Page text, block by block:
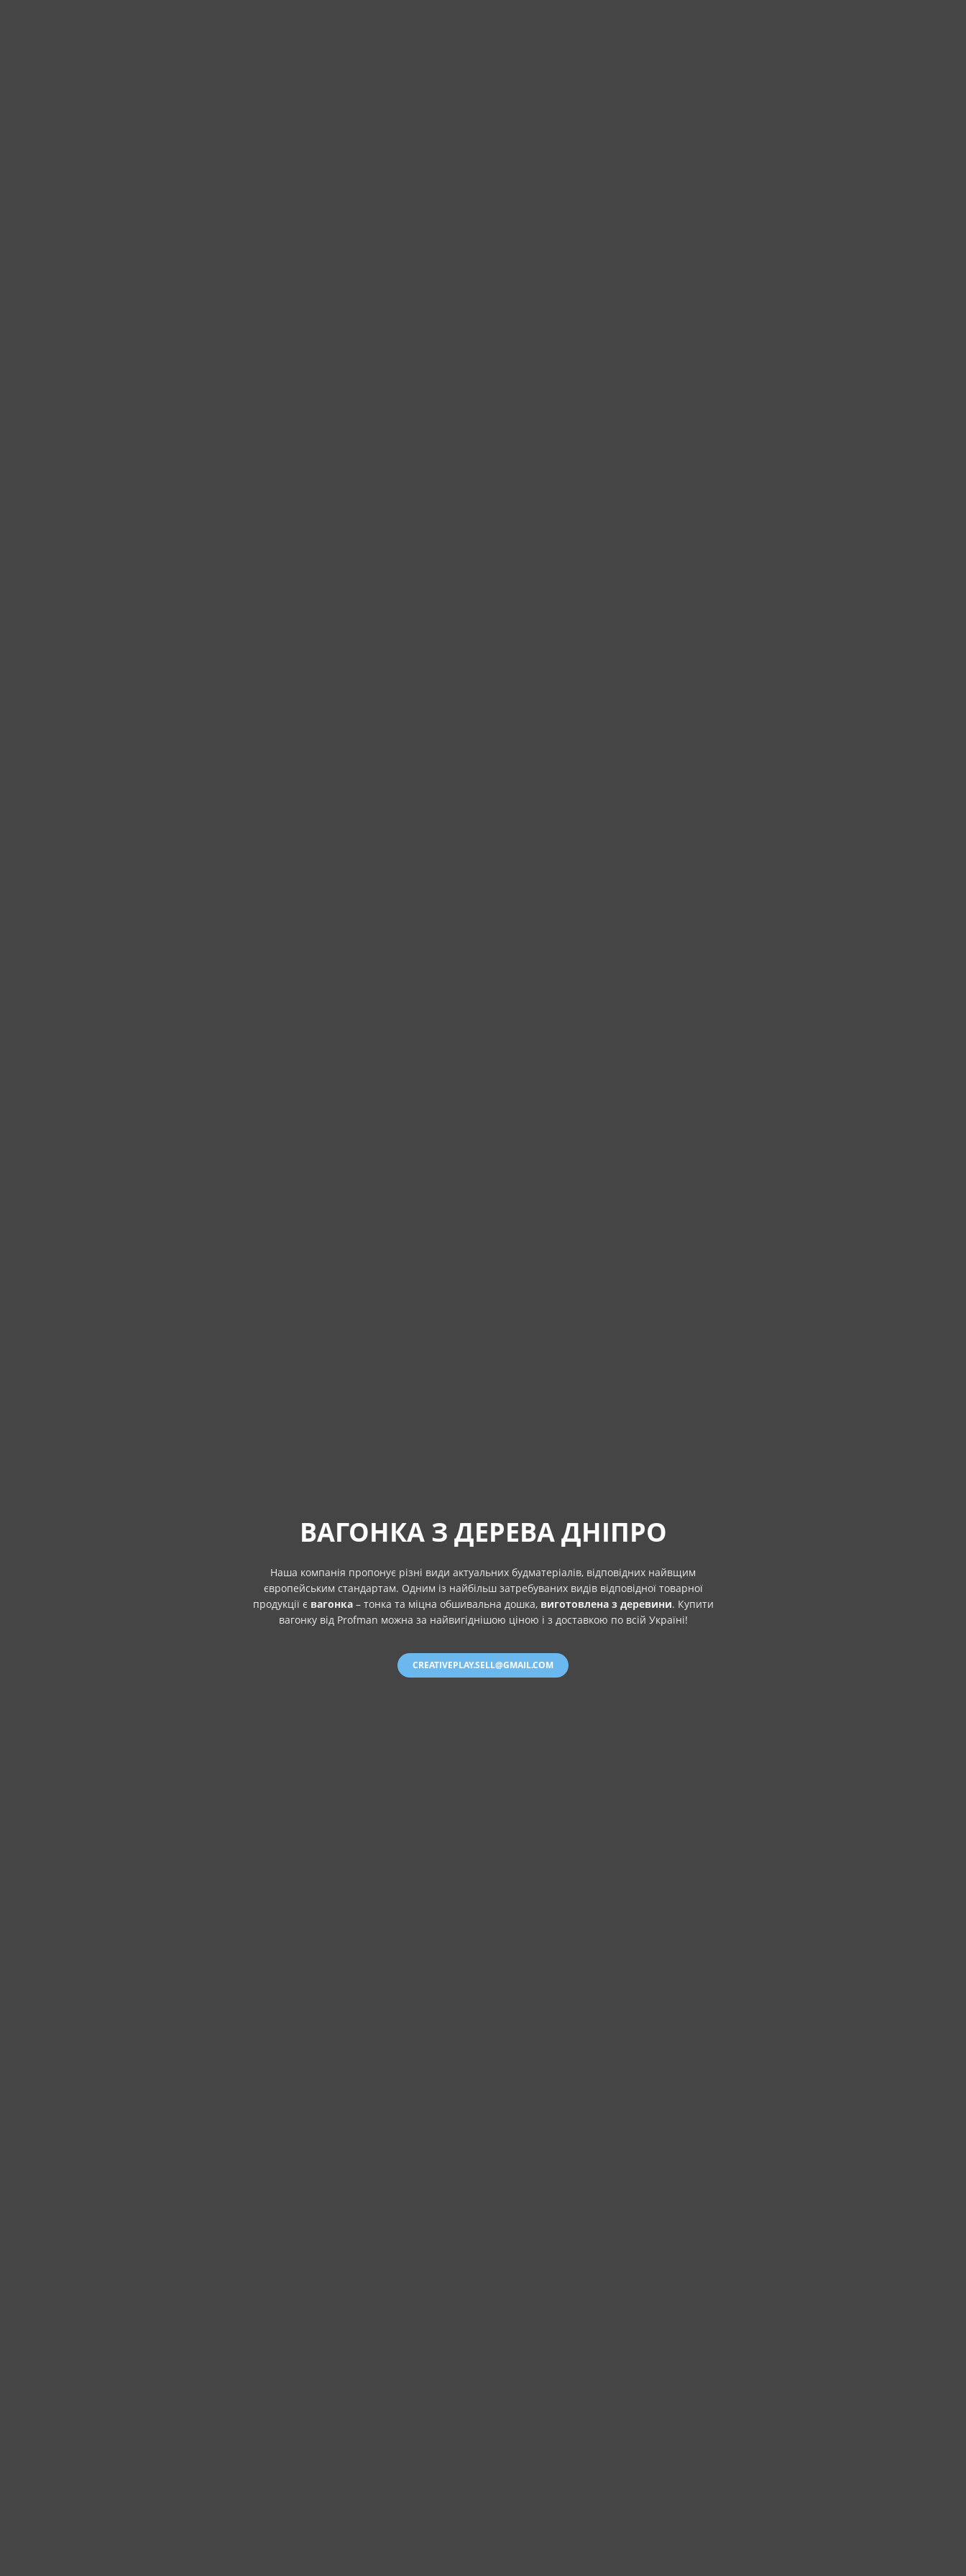
ВАГОНКА З ДЕРЕВА ДНІПРО
Наша компанія пропонує різні види актуальних будматеріалів, відповідних найвщим
європейським стандартам. Одним із найбільш затребуваних видів відповідної товарної
продукції є вагонка– тонка та міцна обшивальна дошка, виготовлена з деревини. Купити
вагонку від Profman можна за найвигіднішою ціною і з доставкою по всій Україні!
CREATIVEPLAY.SELL@GMAIL.COM